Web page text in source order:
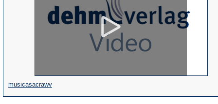
musicasacrawv(Öffnet
in